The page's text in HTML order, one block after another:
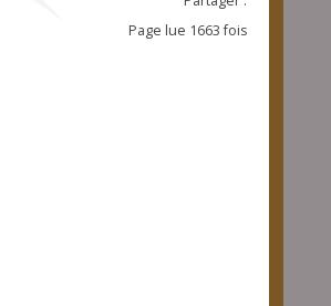
Page lue 1663 fois